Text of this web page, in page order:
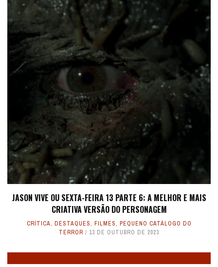
JASON VIVE OU SEXTA-FEIRA 13 PARTE 6: A MELHOR E MAIS
CRIATIVA VERSÃO DO PERSONAGEM
CRÍTICA, DESTAQUES, FILMES, PEQUENO CATÁLOGO DO
TERROR
13 DE OUTUBRO DE 2023